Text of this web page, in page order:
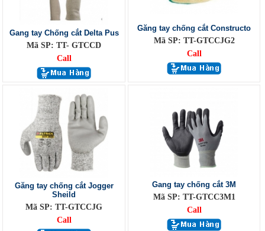
Gang tay Chống cắt Delta Pus
Mã SP: TT- GTCCD
Call
Găng tay chống cắt Constructo
Mã SP: TT-GTCCJG2
Call
Găng tay chống cắt Jogger
Sheild
Mã SP: TT-GTCCJG
Call
Gang tay chống cắt 3M
Mã SP: TT-GTCC3M1
Call